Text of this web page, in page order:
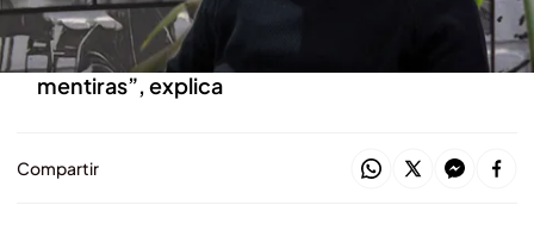
“El arte consiste alcanzar verdades diciendo
mentiras”, explica
Compartir